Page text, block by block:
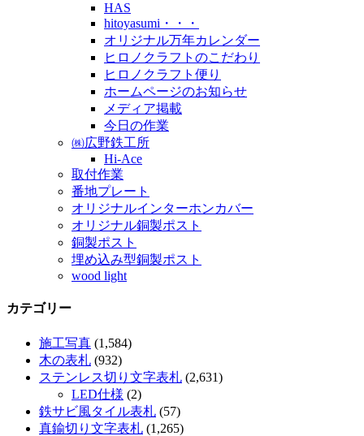
HAS
hitoyasumi・・・
オリジナル万年カレンダー
ヒロノクラフトのこだわり
ヒロノクラフト便り
ホームページのお知らせ
メディア掲載
今日の作業
㈱広野鉄工所
Hi-Ace
取付作業
番地プレート
オリジナルインターホンカバー
オリジナル銅製ポスト
銅製ポスト
埋め込み型銅製ポスト
wood light
カテゴリー
施工写真 (1,584)
木の表札 (932)
ステンレス切り文字表札 (2,631)
LED仕様 (2)
鉄サビ風タイル表札 (57)
真鍮切り文字表札 (1,265)